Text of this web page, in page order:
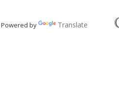
Powered by
Translate